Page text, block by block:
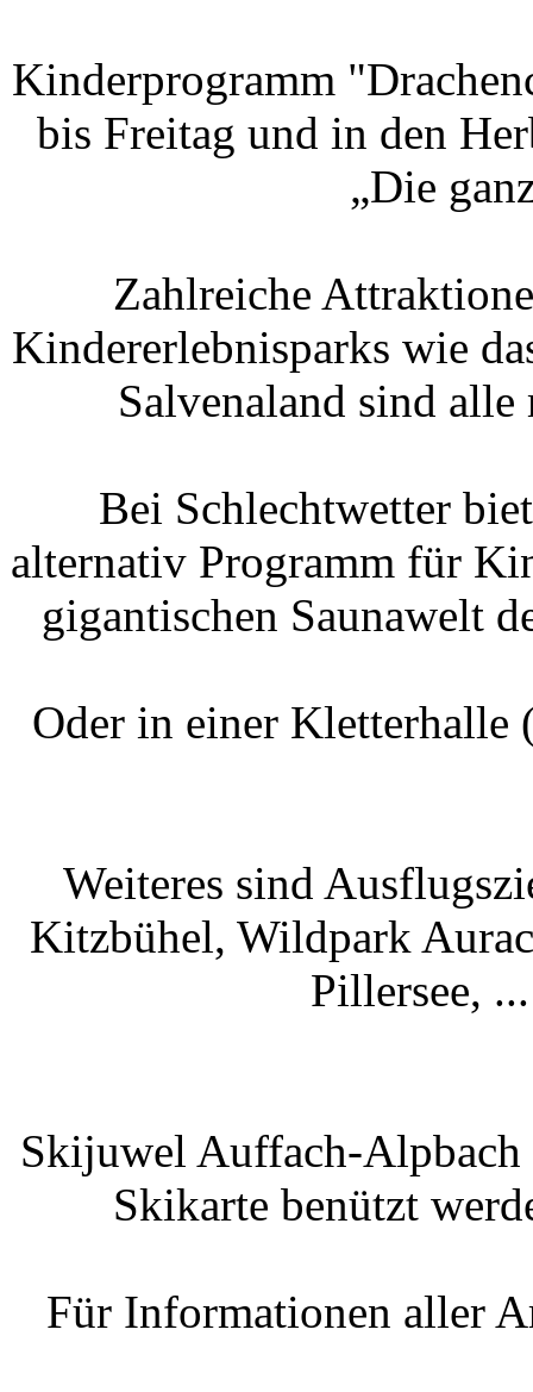
Kinderprogramm
bis Freitag und in den
„Die
Zahlreiche
Kindererlebnisparks wie
Salvenaland sind
Bei Schlechtwetter
alternativ Programm für
gigantischen Saunawelt
Oder in einer
Weiteres sind
Kitzbühel, Wildpark
Pillersee,
Skijuwel Auffach-
Skikarte benützt
Für Informationen aller